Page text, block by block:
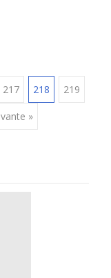
217 218 219
»